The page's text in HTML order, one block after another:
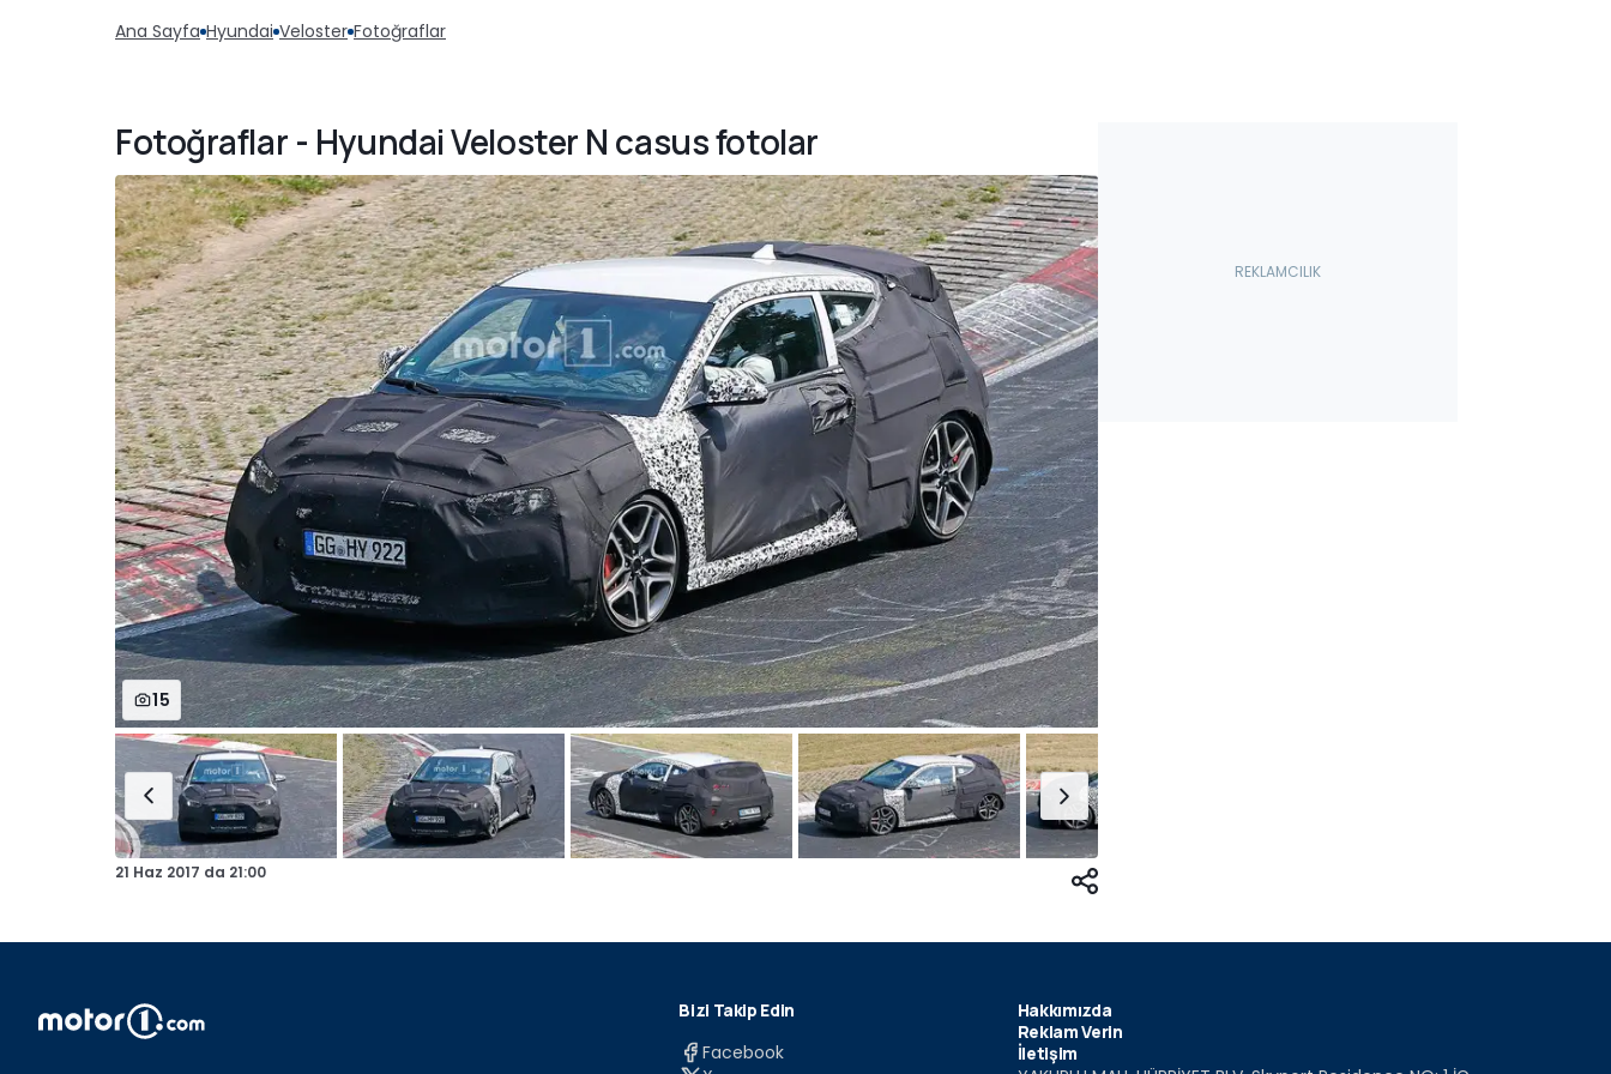
Ana Sayfa Hyundai Veloster Fotoğraflar
Fotoğraflar - Hyundai Veloster N casus fotolar
15
21 Haz 2017 da 21:00
Bizi Takip Edin
Facebook
Hakkımızda
Reklam Verin
İletişim